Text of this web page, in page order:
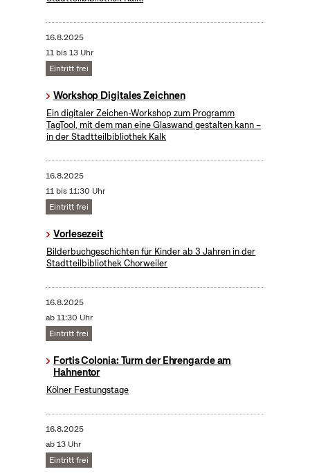
16.8.2025
11 bis 13 Uhr
Eintritt frei
Workshop Digitales Zeichnen
Ein digitaler Zeichen-Workshop zum Programm
TagTool, mit dem man eine Glaswand gestalten kann –
in der Stadtteilbibliothek Kalk
16.8.2025
11 bis 11:30 Uhr
Eintritt frei
Vorlesezeit
Bilderbuchgeschichten für Kinder ab 3 Jahren in der
Stadtteilbibliothek Chorweiler
16.8.2025
ab 11:30 Uhr
Eintritt frei
Fortis Colonia: Turm der Ehrengarde am
Hahnentor
Kölner Festungstage
16.8.2025
ab 13 Uhr
Eintritt frei